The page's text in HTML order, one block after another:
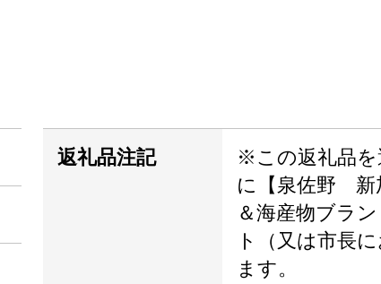
返礼品注記
※この返礼品を
に【泉佐野 新
＆海産物ブラ
ト（又は市長
ます。